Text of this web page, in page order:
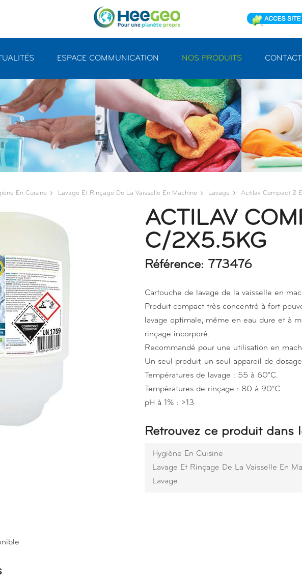
ESPACE COMMUNICATION NOS PRODUITS
En Cuisine Lavage Et Rinçage De La Vaisselle En Machine Lavage Actilav Compact 2
ACTILAV
C/2X5.5KG
Référence: 773476
Cartouche de lavage de la vaisselle en
Produit compact très concentré à fort
lavage optimale, même en eau dure et à
rinçage incorporé.
Recommandé pour une utilisation en
Un seul produit, un seul appareil de
Températures de lavage : 55 à 60°C.
Températures de rinçage : 80 à 90°C
pH à 1% : >13
Retrouvez ce produit dans
Hygiène En Cuisine
Lavage Et Rinçage De La Vaisselle En
Lavage